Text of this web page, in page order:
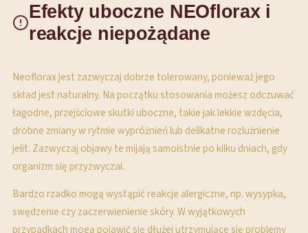
Efekty uboczne NEOflorax i
reakcje niepożądane
Neoflorax jest zazwyczaj dobrze tolerowany, ponieważ jego
skład jest naturalny. Na początku stosowania możesz odczuwać
łagodne, przejściowe skutki uboczne, takie jak lekkie wzdęcia,
drobne zmiany w rytmie wypróżnień lub delikatne rozluźnienie
jelit. Zazwyczaj objawy te mijają samoistnie po kilku dniach, gdy
organizm się przyzwyczai.
Bardzo rzadko mogą wystąpić reakcje alergiczne, np. wysypka,
swędzenie czy zaczerwienienie skóry. W wyjątkowych
przypadkach mogą pojawić się dłużej utrzymujące się problemy